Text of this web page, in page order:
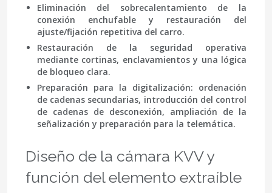
Eliminación del sobrecalentamiento de la
conexión enchufable y restauración del
ajuste/fijación repetitiva del carro.
Restauración de la seguridad operativa
mediante cortinas, enclavamientos y una lógica
de bloqueo clara.
Preparación para la digitalización: ordenación
de cadenas secundarias, introducción del control
de cadenas de desconexión, ampliación de la
señalización y preparación para la telemática.
Diseño de la cámara KVV y
función del elemento extraíble